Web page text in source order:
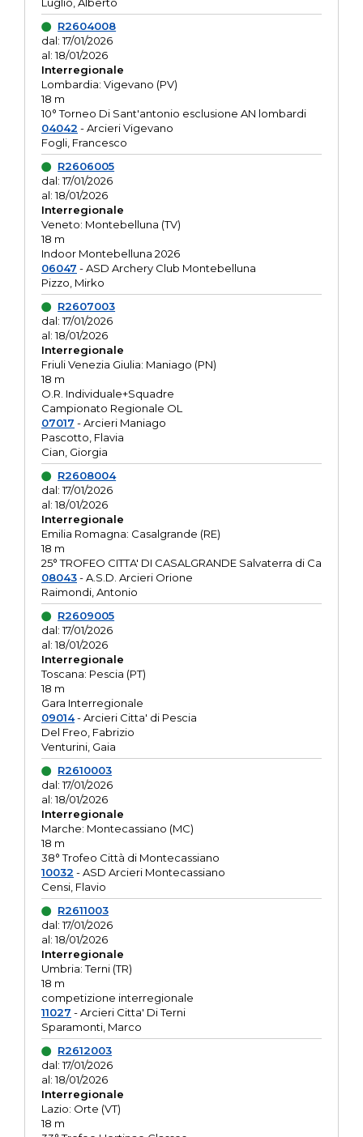
R2604008
dal: 17/01/2026
al: 18/01/2026
Interregionale
Lombardia: Vigevano (PV)
18 m
10° Torneo Di Sant'antonio esclusione AN lombardi
04042 - Arcieri Vigevano
Fogli, Francesco
R2606005
dal: 17/01/2026
al: 18/01/2026
Interregionale
Veneto: Montebelluna (TV)
18 m
Indoor Montebelluna 2026
06047 - ASD Archery Club Montebelluna
Pizzo, Mirko
R2607003
dal: 17/01/2026
al: 18/01/2026
Interregionale
Friuli Venezia Giulia: Maniago (PN)
18 m
O.R. Individuale+Squadre
Campionato Regionale OL
07017 - Arcieri Maniago
Pascotto, Flavia
Cian, Giorgia
R2608004
dal: 17/01/2026
al: 18/01/2026
Interregionale
Emilia Romagna: Casalgrande (RE)
18 m
25° TROFEO CITTA' DI CASALGRANDE Salvaterra di Ca
08043- A.S.D. Arcieri Orione
Raimondi, Antonio
R2609005
dal: 17/01/2026
al: 18/01/2026
Interregionale
Toscana: Pescia (PT)
18 m
Gara Interregionale
09014- Arcieri Citta' di Pescia
Del Freo, Fabrizio
Venturini, Gaia
R2610003
dal: 17/01/2026
al: 18/01/2026
Interregionale
Marche: Montecassiano (MC)
18 m
38° Trofeo Città di Montecassiano
10032 - ASD Arcieri Montecassiano
Censi, Flavio
R2611003
dal: 17/01/2026
al: 18/01/2026
Interregionale
Umbria: Terni (TR)
18 m
competizione interregionale
11027 - Arcieri Citta' Di Terni
Sparamonti, Marco
R2612003
dal: 17/01/2026
al: 18/01/2026
Interregionale
Lazio: Orte (VT)
18 m